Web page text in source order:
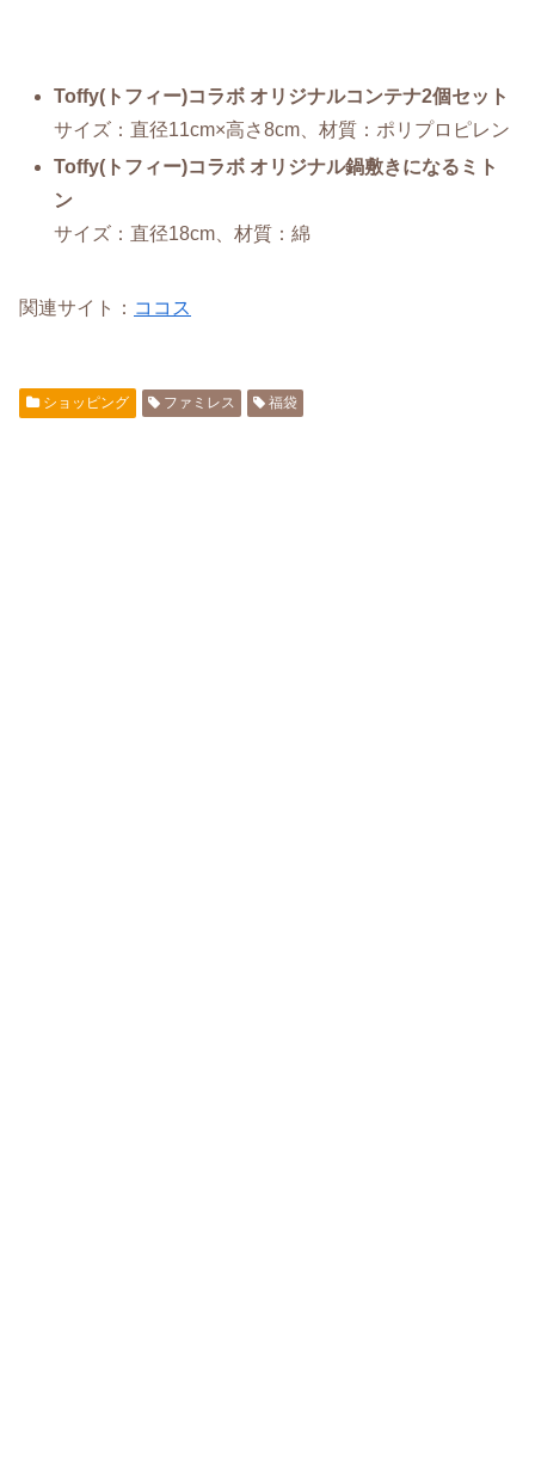
Toffy(トフィー)コラボ オリジナルコンテナ2個セット
サイズ：直径11cm×高さ8cm、材質：ポリプロピレン
Toffy(トフィー)コラボ オリジナル鍋敷きになるミト
ン
サイズ：直径18cm、材質：綿
関連サイト： ココス
ショッピング ファミレス 福袋